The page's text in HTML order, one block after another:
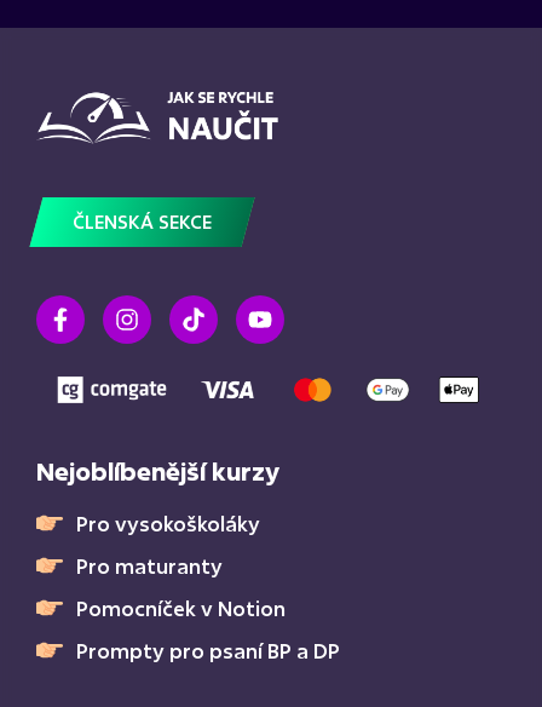
ČLENSKÁ SEKCE
Nejoblíbenější kurzy
Pro vysokoškoláky
Pro maturanty
Pomocníček v Notion
Prompty pro psaní BP a DP